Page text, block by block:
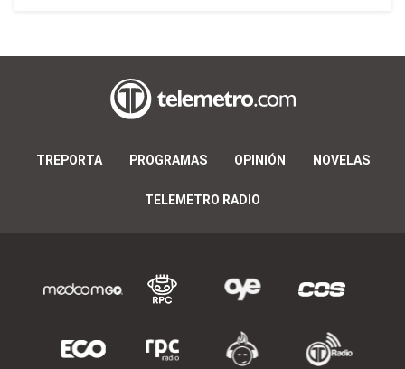
TREPORTA PROGRAMAS OPINIÓN NOVELAS
TELEMETRO RADIO